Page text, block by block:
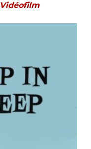
Vidéofilm